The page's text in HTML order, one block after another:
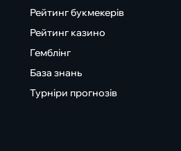
Рейтинг букмекерів
Рейтинг казино
Гемблінг
База знань
Турніри прогнозів